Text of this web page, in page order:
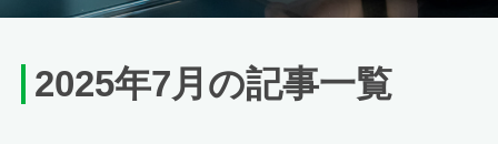
2025年7月の記事一覧